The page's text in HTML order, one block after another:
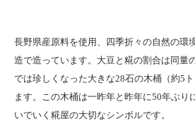
長野県産原料を使用、四季折々の自然の環
造で造っています。大豆と糀の割合は同量
では珍しくなった大きな28石の木桶（約5
ます。この木桶は一昨年と昨年に50年ぶり
いでいく糀屋の大切なシンボルです。